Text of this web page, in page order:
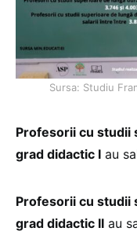
Sursa: Studiu
Profesorii cu studii
grad didactic I au
Profesorii cu studii
grad didactic II au